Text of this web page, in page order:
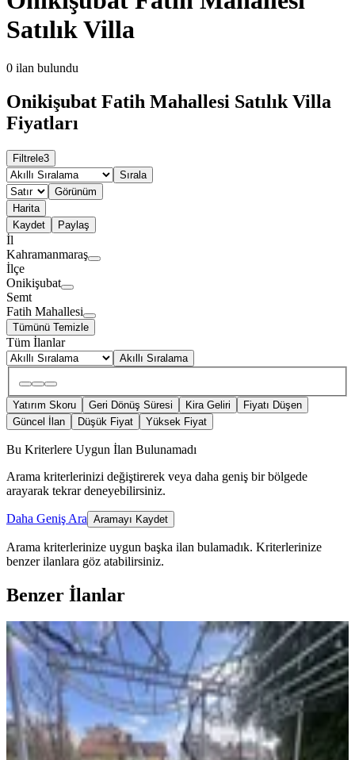
Satılık Villa
0 ilan bulundu
Onikişubat Fatih Mahallesi Satılık Villa
Fiyatları
Filtrele3
Sırala
Görünüm
Harita
Kaydet
Paylaş
İl
Kahramanmaraş
İlçe
Onikişubat
Semt
Fatih Mahallesi
Tümünü Temizle
Tüm İlanlar
Akıllı Sıralama
Yatırım Skoru Geri Dönüş Süresi Kira Geliri
Fiyatı Düşen
Güncel İlan
Düşük Fiyat Yüksek Fiyat
Bu Kriterlere Uygun İlan Bulunamadı
Arama kriterlerinizi değiştirerek veya daha geniş bir bölgede
arayarak tekrar deneyebilirsiniz.
Daha Geniş Ara Aramayı Kaydet
Arama kriterlerinize uygun başka ilan bulamadık. Kriterlerinize
benzer ilanlara göz atabilirsiniz.
Benzer İlanlar
MANZARALI
Yeni Rota Güvencesiyle Şehrin
Merkezinde Villa Sahibi Olun
Onikişubat, Hürriyet Mahallesi
6+1
320 m² 31.07.2026
25.000.000 ₺